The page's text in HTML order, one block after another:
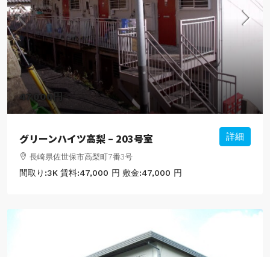
47,000円
グリーンハイツ高梨 – 203号室
長崎県佐世保市高梨町7番3号
間取り:3K 賃料:47,000 円 敷金:47,000 円
詳細